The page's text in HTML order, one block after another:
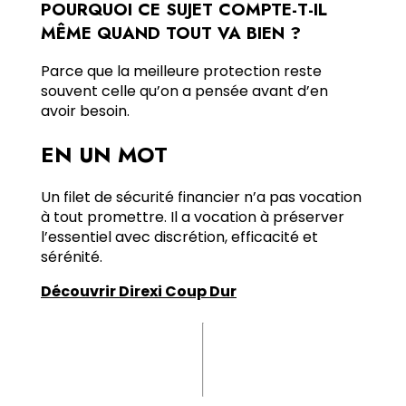
POURQUOI CE SUJET COMPTE-T-IL
MÊME QUAND TOUT VA BIEN ?
Parce que la meilleure protection reste
souvent celle qu’on a pensée avant d’en
avoir besoin.
EN UN MOT
Un filet de sécurité financier n’a pas vocation
à tout promettre. Il a vocation à préserver
l’essentiel avec discrétion, efficacité et
sérénité.
Découvrir Direxi Coup Dur